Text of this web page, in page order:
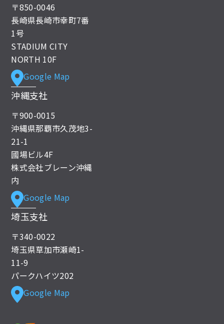
〒850-0046
長崎県長崎市幸町7番
1号
STADIUM CITY
NORTH 10F
Google Map
沖縄支社
〒900-0015
沖縄県那覇市久茂地3-
21-1
國場ビル4F
株式会社ブレーン沖縄
内
Google Map
埼玉支社
〒340-0022
埼玉県草加市瀬崎1-
11-9
パークハイツ202
Google Map